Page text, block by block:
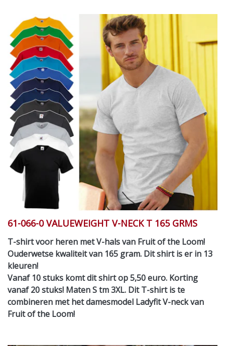
61-066-0 VALUEWEIGHT V-NECK T 165 GRMS
T-shirt voor heren met V-hals van Fruit of the Loom!
Ouderwetse kwaliteit van 165 gram. Dit shirt is er in 13
kleuren!
Vanaf 10 stuks komt dit shirt op 5,50 euro. Korting
vanaf 20 stuks! Maten S tm 3XL. Dit T-shirt is te
combineren met het damesmodel Ladyfit V-neck van
Fruit of the Loom!